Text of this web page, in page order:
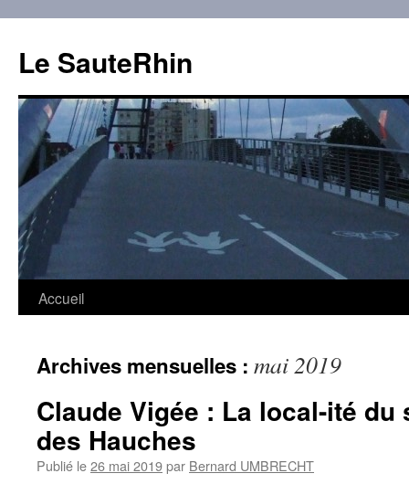
contenu
Le SauteRhin
Accueil
Archives mensuelles : mai 2019
Claude Vigée : La local-ité du
des Hauches
Publié le26 mai 2019par Bernard UMBRECHT